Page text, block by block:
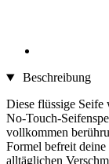
Beschreibung
Diese flüssige Seife
No-Touch-
vollkommen
Formel befreit
alltäglichen